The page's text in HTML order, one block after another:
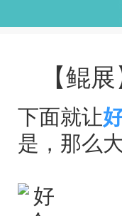
【鲲
下面就让
是，那么